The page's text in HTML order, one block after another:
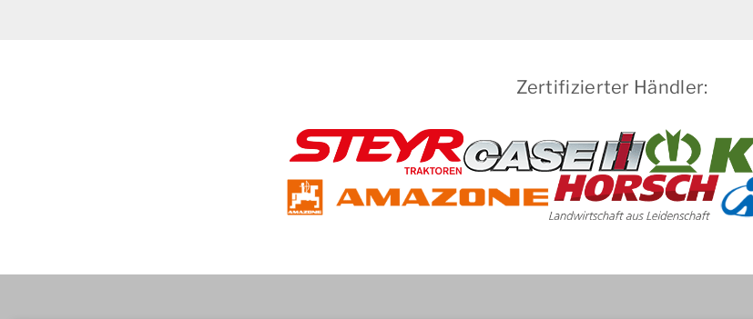
Zertifizierter Händler: